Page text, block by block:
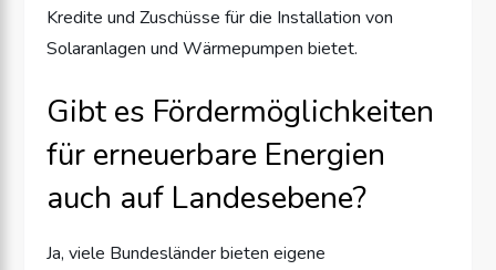
Kredite und Zuschüsse für die Installation von
Solaranlagen und Wärmepumpen bietet.
Gibt es Fördermöglichkeiten
für erneuerbare Energien
auch auf Landesebene?
Ja, viele Bundesländer bieten eigene